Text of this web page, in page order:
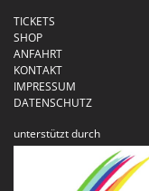
TICKETS
SHOP
ANFAHRT
KONTAKT
IMPRESSUM
DATENSCHUTZ
unterstützt durch